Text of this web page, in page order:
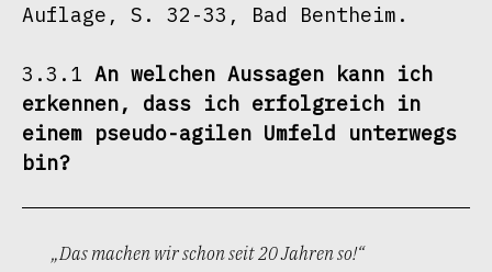
Auflage, S. 32-33, Bad Bentheim.
3.3.1 An welchen Aussagen kann ich
erkennen, dass ich erfolgreich in
einem pseudo-agilen Umfeld unterwegs
bin?
„Das machen wir schon seit 20 Jahren so!“